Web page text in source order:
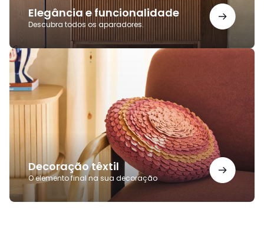
Elegância e funcionalidade
Descubra todos os aparadores.
Decoração têxtil
O elemento final na sua decoração
Decoração
têxtil